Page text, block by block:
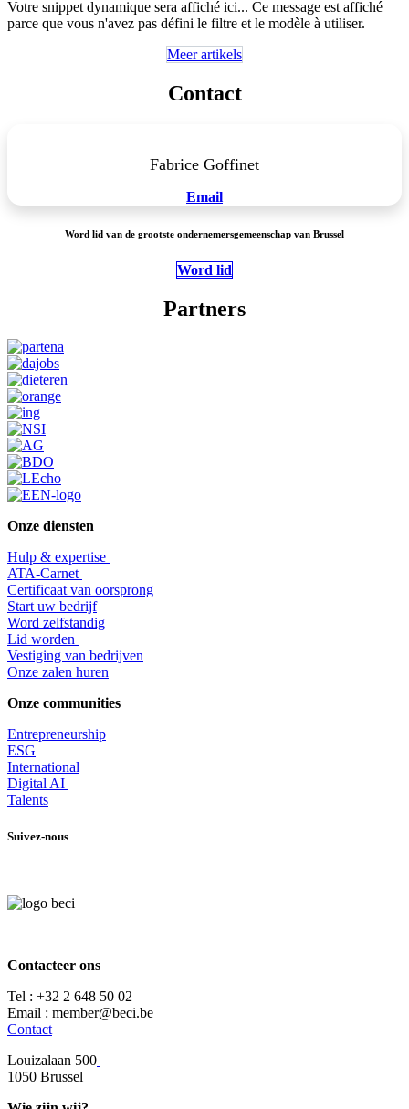
Votre snippet dynamique sera affiché ici... Ce message est affiché
parce que vous n'avez pas défini le filtre et le modèle à utiliser.
Meer artikels
Contact
Fabrice Goffinet
Email
Word lid van de grootste ondernemersgemeenschap van Brussel
Word lid
Partners
Onze diensten
Hulp & expertise
​ATA-Carnet
Certificaat van oorsprong
Start uw bedrijf
Word zelfstandig
Lid worden
​Vestiging van bedrijven
Onze zalen huren
Onze communities
Entrepreneurship
ESG
International
Digital AI
Talents
Suivez-nous
Contacteer ons
Tel : +32 2 648 50 02​
​​Email : member@beci.be
Contact
Louizalaan 500
​1050 Brussel